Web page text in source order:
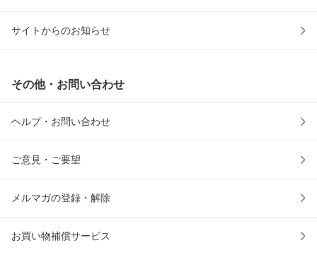
サイトからのお知らせ
その他・お問い合わせ
ヘルプ・お問い合わせ
ご意見・ご要望
メルマガの登録・解除
お買い物補償サービス